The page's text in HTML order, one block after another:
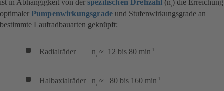
ist in Abhängigkeit von der spezifischen Drehzahl (ns) die Erreichung
optimaler Pumpenwirkungsgrade und Stufenwirkungsgrade an
bestimmte Laufradbauarten geknüpft:
Radialräder ns ≈ 12 bis 80 min-1
Halbaxialräder ns ≈ 80 bis 160 min-1